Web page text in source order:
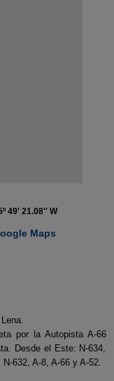
49' 21.08'' W
Maps
por la Autopista A-66
Desde el Este: N-634,
632, A-8, A-66 y A-52.